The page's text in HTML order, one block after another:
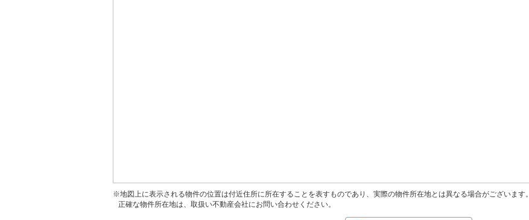
※地図上に表示される物件の位置は付近住所に所在することを表すものであり、実際の物件所在地とは異なる場合がございます。
正確な物件所在地は、取扱い不動産会社にお問い合わせください。